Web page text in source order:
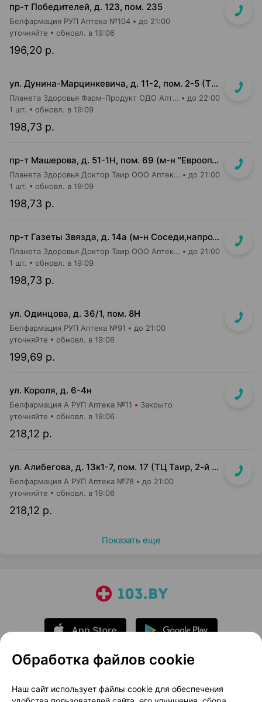
пр-т Победителей, д. 123, пом. 235
Белфармация РУП Аптека №104 до 21:00
196,20 р.
уточняйте обновл. в 19:06
ул. Дунина-Марцинкевича, д. 11-2, пом. 2-5 (ТЦ Раковский кирмаш)
Планета Здоровья Фарм-Продукт ОДО Аптека №24 до 22:00
198,73 р.
1 шт. обновл. в 19:09
пр-т Машерова, д. 51-1Н, пом. 69 (м-н "Евроопт")
Планета Здоровья Доктор Таир ООО Аптека №8 до 21:00
198,73 р.
1 шт. обновл. в 19:09
пр-т Газеты Звязда, д. 14а (м-н Соседи,напротив касс)
Планета Здоровья Доктор Таир ООО Аптека №14 до 21:00
198,73 р.
1 шт. обновл. в 19:09
ул. Одинцова, д. 36/1, пом. 8Н
Белфармация РУП Аптека №91 до 21:00
199,69 р.
уточняйте обновл. в 19:06
ул. Короля, д. 6-4н
Белфармация А РУП Аптека №11 Закрыто
218,12 р.
уточняйте обновл. в 19:06
ул. Алибегова, д. 13к1-7, пом. 17 (ТЦ Таир, 2-й этаж)
Белфармация А РУП Аптека №78 до 21:00
218,12 р.
уточняйте обновл. в 19:06
Показать еще
О проекте
Новости проекта
Обработка файлов cookie
Наш сайт использует файлы cookie для обеспечения